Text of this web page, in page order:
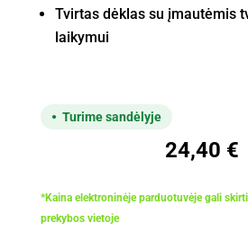
Tvirtas dėklas su įmautėmis
laikymui
Turime sandėlyje
24,40 €
*Kaina elektroninėje parduotuvėje gali
prekybos vietoje